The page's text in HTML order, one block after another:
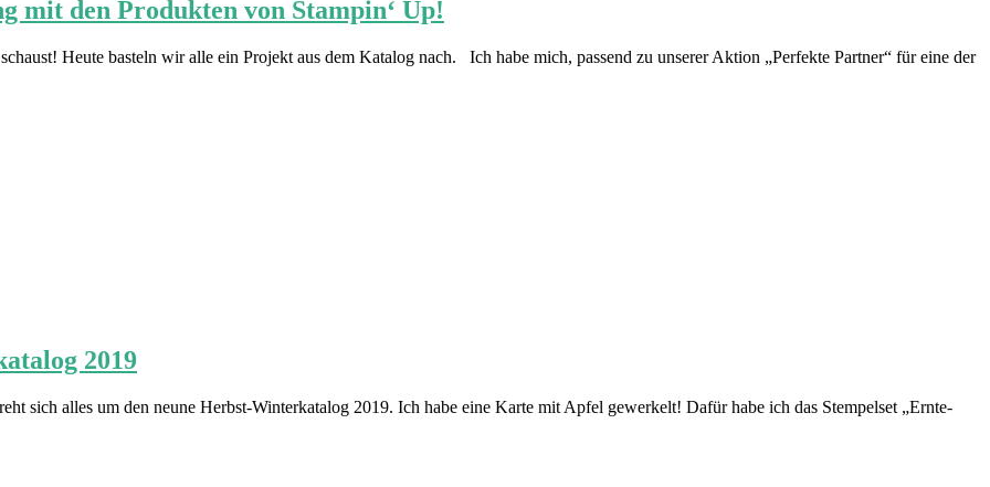
mit den Produkten von Stampin‘ Up!
Heute basteln wir alle ein Projekt aus dem Katalog nach. Ich habe mich, passend zu unserer Aktion „Perfekte Partner“ für eine der
2019
sich alles um den neune Herbst-Winterkatalog 2019. Ich habe eine Karte mit Apfel gewerkelt! Dafür habe ich das Stempelset „Ernte-